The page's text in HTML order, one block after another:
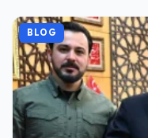
BLOG